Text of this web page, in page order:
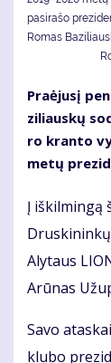
pasirašo
Romas
Roberto
Pra­ėju­sį
zi­liaus­kų
ro kran­to
me­tų
Į iš­kil­min­gą
Aly­taus
Arū­nas
Sa­vo
klu­bo